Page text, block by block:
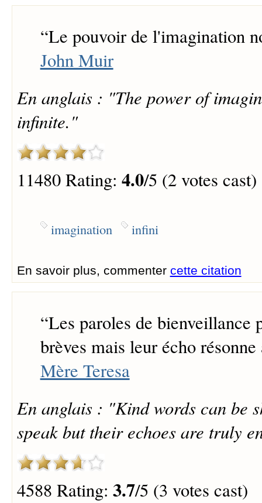
“Le pouvoir de l'imagination
John Muir
En anglais : "The power of
infinite."
11480 Rating: 4.0/5 (2 votes cast)
imagination infini
En savoir plus, commenter cette citation
“Les paroles de bienveillance
brèves mais leur écho
Mère Teresa
En anglais : "Kind words can be
speak but their echoes are truly
4588 Rating: 3.7/5 (3 votes cast)